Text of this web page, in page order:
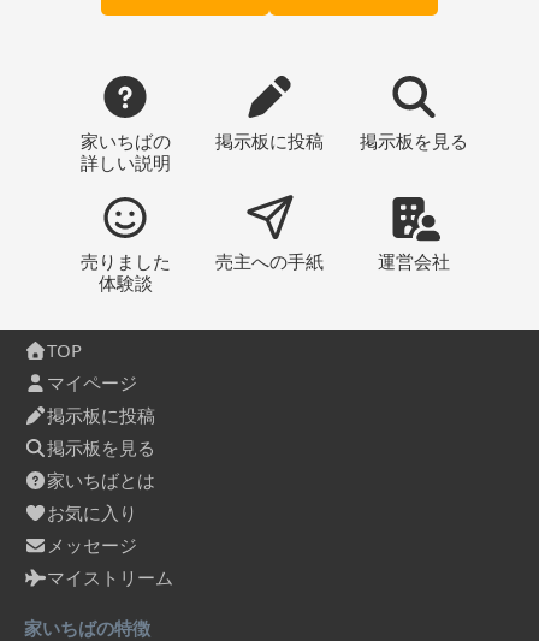
家いちばの
詳しい説明
掲示板に投稿 掲示板 を見る
売りました
体験談
売主への手紙 運営会社
TOP
マイページ
掲示板に投稿
掲示板を見る
家いちばとは
お気に入り
メッセージ
マイストリーム
家いちばの特徴